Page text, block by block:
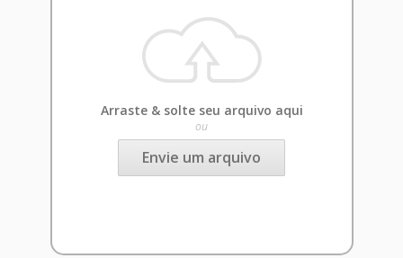
Arraste & solte seu arquivo aqui
ou
Envie um arquivo